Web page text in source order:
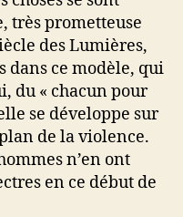
très prometteuse
des Lumières,
dans ce modèle, qui
du « chacun pour
se développe sur
de la violence.
n’en ont
en ce début de